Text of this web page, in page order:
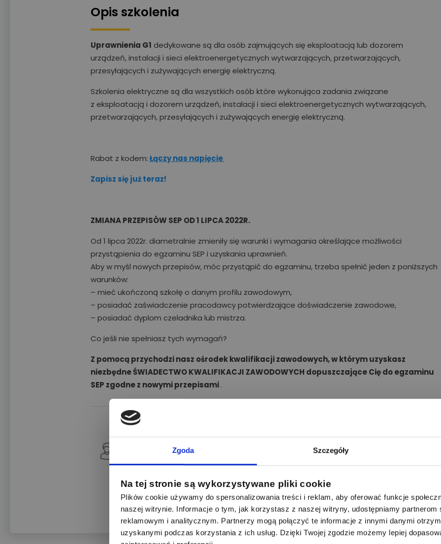
Zgoda Szczegóły
Na tej stronie są wykorzystywane pliki cookie
Plików cookie używamy do spersonalizowania treści i reklam, aby oferować funkcje
naszej witrynie. Informacje o tym, jak korzystasz z naszej witryny, udostępniamy partnerom
reklamowym i analitycznym. Partnerzy mogą połączyć te informacje z innymi danymi
uzyskanymi podczas korzystania z ich usług. Dzięki Twojej zgodzie możemy lepiej
Opis szkolenia
Uprawnienia G1 dedykowane są dla osób zajmujących się eksploatacją lub dozorem
urządzeń, instalacji i sieci elektroenergetycznych wytwarzających, przetwarzających,
przesyłających i zużywających energię elektryczną.
Szkolenia elektryczne są dla wszystkich osób które wykonująca zadania związane
z eksploatacją i dozorem urządzeń, instalacji i sieci elektroenergetycznych wytwarzających,
przetwarzających, przesyłających i zużywających energię elektryczną.
Rabat z kodem:Łączy nas napięcie
Zapisz się już teraz!
ZMIANA PRZEPISÓW SEP OD 1 LIPCA 2022R.
Od 1 lipca 2022r. diametralnie zmieniły się warunki i wymagania określające możliwości
przystąpienia do egzaminu SEP i uzyskania uprawnień.
Aby w myśl nowych przepisów, móc przystąpić do egzaminu, trzeba spełnić jeden z poniższych
warunków:
– mieć ukończoną szkołę o danym profilu zawodowym,
– posiadać zaświadczenie pracodawcy potwierdzające doświadczenie zawodowe,
– posiadać dyplom czeladnika lub mistrza.
Co jeśli nie spełniasz tych wymagań?
Z pomocą przychodzi nasz ośrodek kwalifikacji zawodowych, w którymuzyskasz
niezbędne ŚWIADECTWO KWALIFIKACJI ZAWODOWYCH dopuszczające Cię do egzaminu
SEP zgodne z nowymi przepisami.
Adrian
+48 535 333 160
Działamy na terenie całej Polski. Posiadamy własne komisje kwalifikacyjne powołane
przez Prezesa Urzędu Regulacji Energetyki, uprawnione do egzaminowania w zakresie
uprawnień energetycznych grup G1, G2, G3.